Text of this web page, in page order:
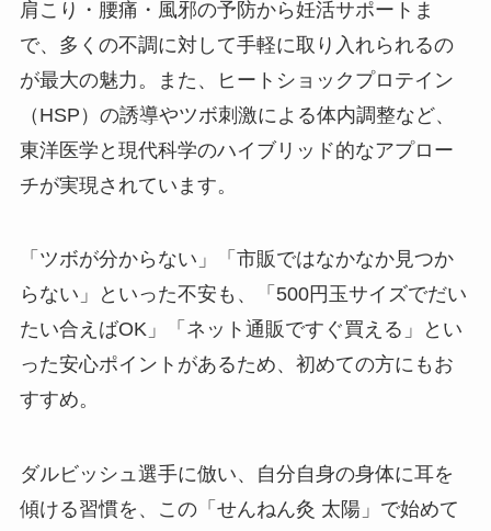
肩こり・腰痛・風邪の予防から妊活サポートま
で、多くの不調に対して手軽に取り入れられるの
が最大の魅力。また、ヒートショックプロテイン
（HSP）の誘導やツボ刺激による体内調整など、
東洋医学と現代科学のハイブリッド的なアプロー
チが実現されています。
「ツボが分からない」「市販ではなかなか見つか
らない」といった不安も、「500円玉サイズでだい
たい合えばOK」「ネット通販ですぐ買える」とい
った安心ポイントがあるため、初めての方にもお
すすめ。
ダルビッシュ選手に倣い、自分自身の身体に耳を
傾ける習慣を、この「せんねん灸 太陽」で始めて